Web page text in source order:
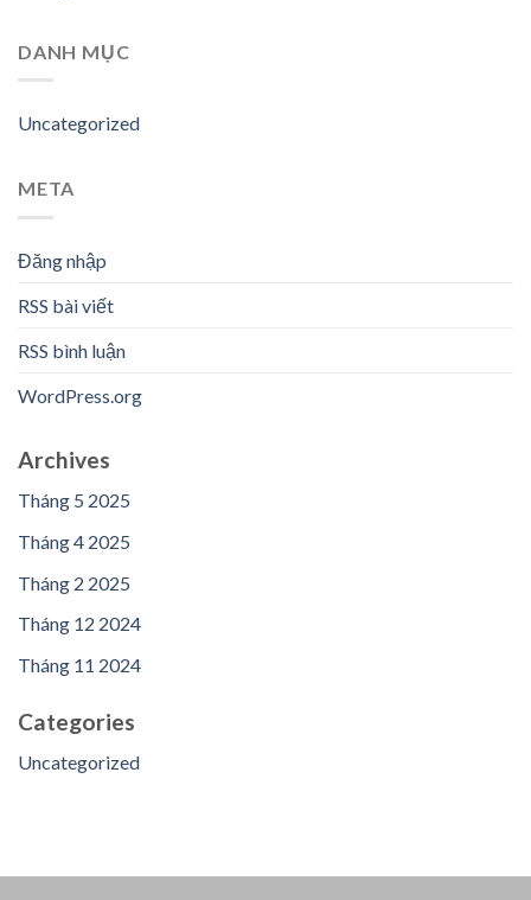
DANH MỤC
Uncategorized
META
Đăng nhập
RSS bài viết
RSS bình luận
WordPress.org
Archives
Tháng 5 2025
Tháng 4 2025
Tháng 2 2025
Tháng 12 2024
Tháng 11 2024
Categories
Uncategorized